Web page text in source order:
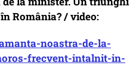
România? / video:
noastra-de-la-
frecvent-intalnit-in-